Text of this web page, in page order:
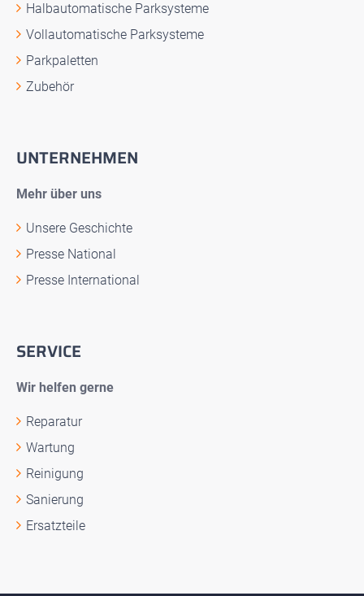
Halbautomatische Parksysteme
Vollautomatische Parksysteme
Parkpaletten
Zubehör
UNTERNEHMEN
Mehr über uns
Unsere Geschichte
Presse National
Presse International
SERVICE
Wir helfen gerne
Reparatur
Wartung
Reinigung
Sanierung
Ersatzteile